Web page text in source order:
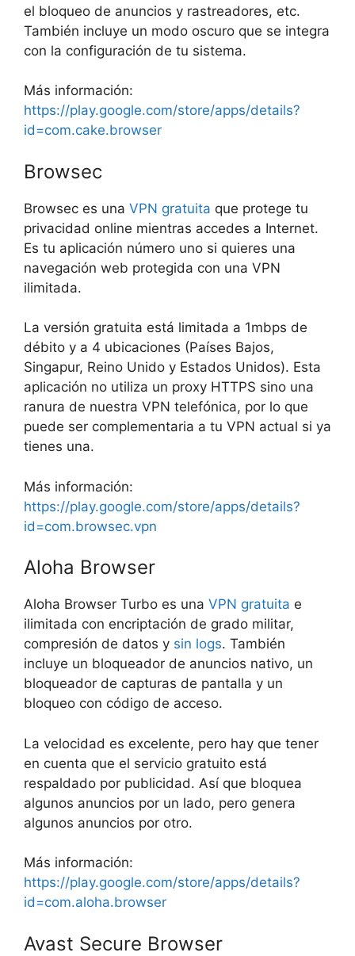
el bloqueo de anuncios y rastreadores, etc.
También incluye un modo oscuro que se integra
con la configuración de tu sistema.
Más información:
https://play.google.com/store/apps/details?
id=com.cake.browser
Browsec
Browsec es una VPN gratuita que protege tu
privacidad online mientras accedes a Internet.
Es tu aplicación número uno si quieres una
navegación web protegida con una VPN
ilimitada.
La versión gratuita está limitada a 1mbps de
débito y a 4 ubicaciones (Países Bajos,
Singapur, Reino Unido y Estados Unidos). Esta
aplicación no utiliza un proxy HTTPS sino una
ranura de nuestra VPN telefónica, por lo que
puede ser complementaria a tu VPN actual si ya
tienes una.
Más información:
https://play.google.com/store/apps/details?
id=com.browsec.vpn
Aloha Browser
Aloha Browser Turbo es una VPN gratuita e
ilimitada con encriptación de grado militar,
compresión de datos y sin logs. También
incluye un bloqueador de anuncios nativo, un
bloqueador de capturas de pantalla y un
bloqueo con código de acceso.
La velocidad es excelente, pero hay que tener
en cuenta que el servicio gratuito está
respaldado por publicidad. Así que bloquea
algunos anuncios por un lado, pero genera
algunos anuncios por otro.
Más información:
https://play.google.com/store/apps/details?
id=com.aloha.browser
Avast Secure Browser